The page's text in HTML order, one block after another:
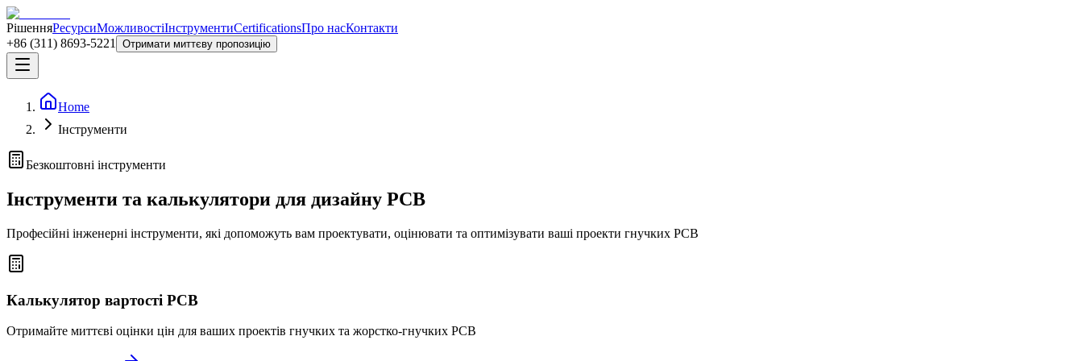
РішенняРесурсиМожливостіІнструментиCertificationsПро насКонтакти
+86 (311) 8693-5221
Отримати миттєву пропозицію
Home
Інструменти
Безкоштовні інструменти
Інструменти та калькулятори для дизайну PCB
Професійні інженерні інструменти, які допоможуть вам проектувати, оцінювати та оптимізувати ваші проекти гнучких PCB
Калькулятор вартості PCB
Отримайте миттєві оцінки цін для ваших проектів гнучких та жорстко-гнучких PCB